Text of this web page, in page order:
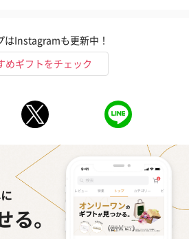
アールグレイティー
（660円）
フルーツティ
円）
はInstagramも更新中！
めギフトをチェック